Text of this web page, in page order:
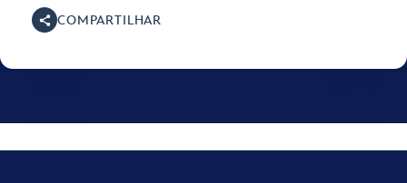
COMPARTILHAR